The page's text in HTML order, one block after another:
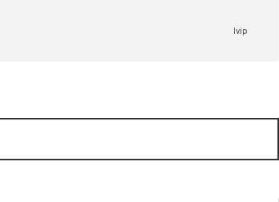
Ivip